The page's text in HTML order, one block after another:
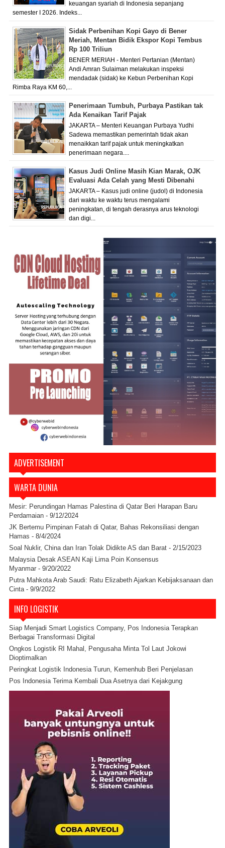
keuangan syariah di Indonesia sepanjang
semester I 2026. Indeks...
Sidak Perbenihan Kopi Gayo di Bener
Meriah, Mentan Bidik Ekspor Kopi Tembus
Rp 100 Triliun
BENER MERIAH - Menteri Pertanian (Mentan)
Andi Amran Sulaiman melakukan inspeksi
mendadak (sidak) ke Kebun Perbenihan Kopi
Rimba Raya KM 60,...
Penerimaan Tumbuh, Purbaya Pastikan tak
Ada Kenaikan Tarif Pajak
JAKARTA – Menteri Keuangan Purbaya Yudhi
Sadewa memastikan pemerintah tidak akan
menaikkan tarif pajak untuk meningkatkan
penerimaan negara....
Kasus Judi Online Masih Kian Marak, OJK
Evaluasi Ada Celah yang Mesti Dibenahi
JAKARTA – Kasus judi online (judol) di Indonesia
dari waktu ke waktu terus mengalami
peningkatan, di tengah derasnya arus teknologi
dan digi...
ADVERTISEMENT
WARTA DUNIA
Mesir: Perundingan Hamas Palestina di Qatar Beri Harapan Baru
Perdamaian - 9/12/2024
JK Bertemu Pimpinan Fatah di Qatar, Bahas Rekonsiliasi dengan
Hamas - 8/4/2024
Soal Nuklir, China dan Iran Tolak Didikte AS dan Barat - 2/15/2023
Malaysia Desak ASEAN Kaji Lima Poin Konsensus
Myanmar - 9/20/2022
Putra Mahkota Arab Saudi: Ratu Elizabeth Ajarkan Kebijaksanaan dan
Cinta - 9/9/2022
INFO LOGISTIK
Siap Menjadi Smart Logistics Company, Pos Indonesia Terapkan
Berbagai Transformasi Digital
Ongkos Logistik RI Mahal, Pengusaha Minta Tol Laut Jokowi
Dioptimalkan
Peringkat Logistik Indonesia Turun, Kemenhub Beri Penjelasan
Pos Indonesia Terima Kembali Dua Asetnya dari Kejakgung